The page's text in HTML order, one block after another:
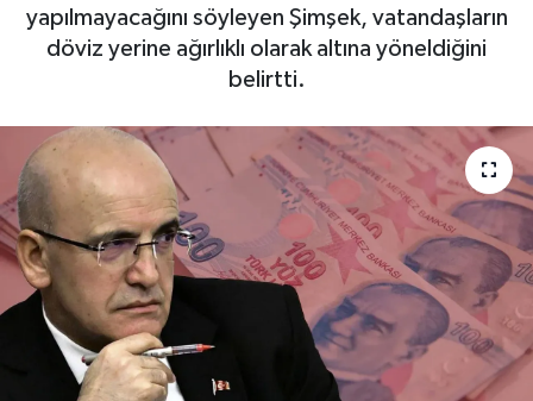
yapılmayacağını söyleyen Şimşek, vatandaşların
döviz yerine ağırlıklı olarak altına yöneldiğini
belirtti.
Sağlık
Teknoloji
Yaşam